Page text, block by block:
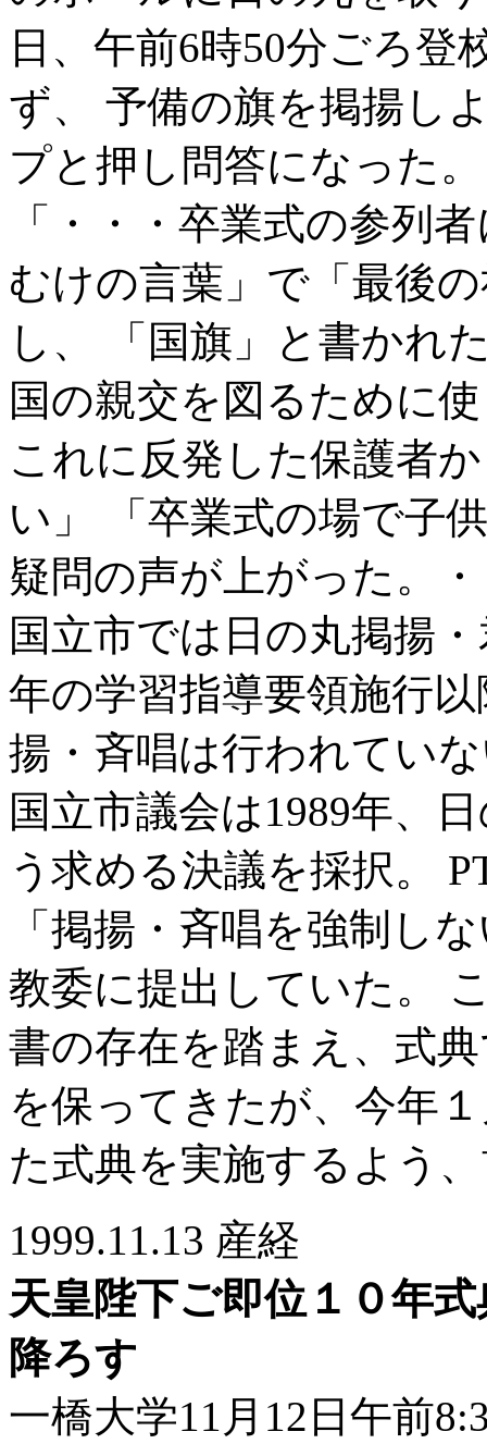
日、午前6時50分ごろ
ず、 予備の旗を掲揚し
プと押し問答になった。
「・・・卒業式の参列
むけの言葉」で「最後
し、 「国旗」と書かれ
国の親交を図るために
これに反発した保護者
い」 「卒業式の場で子
疑問の声が上がった。
国立市では日の丸掲揚
年の学習指導要領施行
揚・斉唱は行われてい
国立市議会は1989年、
う求める決議を採択。
「掲揚・斉唱を強制し
教委に提出していた。
書の存在を踏まえ、式
を保ってきたが、今年
た式典を実施するよう
1999.11.13 産経
天皇陛下ご即位１０年
降ろす
一橋大学11月12日午前